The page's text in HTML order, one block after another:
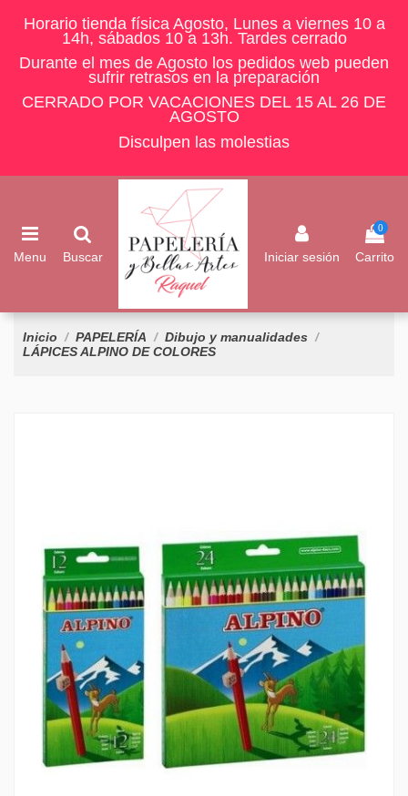
Horario tienda física Agosto, Lunes a viernes 10 a
14h, sábados 10 a 13h. Tardes cerrado
Durante el mes de Agosto los pedidos web pueden
sufrir retrasos en la preparación
CERRADO POR VACACIONES DEL 15 AL 26 DE
AGOSTO
Disculpen las molestias
Menu Buscar Iniciar sesión
0
Carrito
Inicio PAPELERÍA
Dibujo y manualidades
LÁPICES ALPINO DE COLORES